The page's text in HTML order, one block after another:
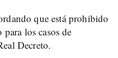
que está prohibido
los casos de
Decreto.